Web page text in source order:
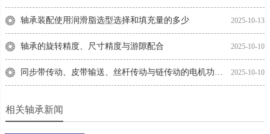
1）由于密封装置不良，被水分、污物等侵入；
3）金属表面粗糙度较大；
4）接触有腐蚀的化学介质，轴承清洗不干净，表面有污物沾附，或用
汗手接触轴承，轴承清洗后，未及时包装或安装，长期暴露与空气
中，受到空气水分的侵袭和沾染；
求。
轴承装配使用润滑脂选型选择和填充量的多少 2025-10-13
轴承的旋转精度、尺寸精度与游隙配合 2025-10-10
同步带传动、皮带输送、丝杆传动与链传动的电机功率计算 2025-10-10
相关轴承新闻